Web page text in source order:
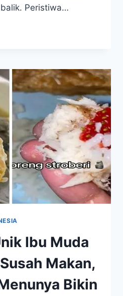
Peristiwa…
Ibu Muda
Makan,
Bikin